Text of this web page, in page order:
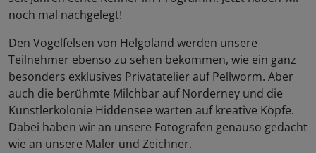
noch mal nachgelegt!
Den Vogelfelsen von Helgoland werden unsere
Teilnehmer ebenso zu sehen bekommen, wie ein ganz
besonders exklusives Privatatelier auf Pellworm. Aber
auch die berühmte Milchbar auf Norderney und die
Künstlerkolonie Hiddensee warten auf kreative Köpfe.
Dabei haben wir an unsere Fotografen genauso gedacht
wie an unsere Maler und Zeichner.